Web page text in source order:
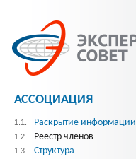
АССОЦИАЦИЯ
1.1. Раскрытие информации
1.2. Реестр членов
1.3. Структура